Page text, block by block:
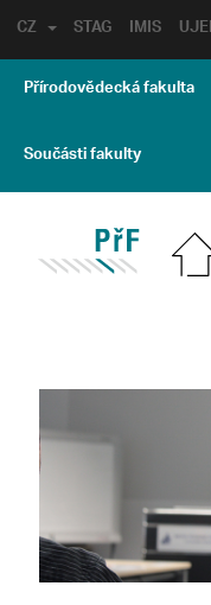
STAG IMIS
CZ
Přírodovědecká fakulta
Součásti fakulty